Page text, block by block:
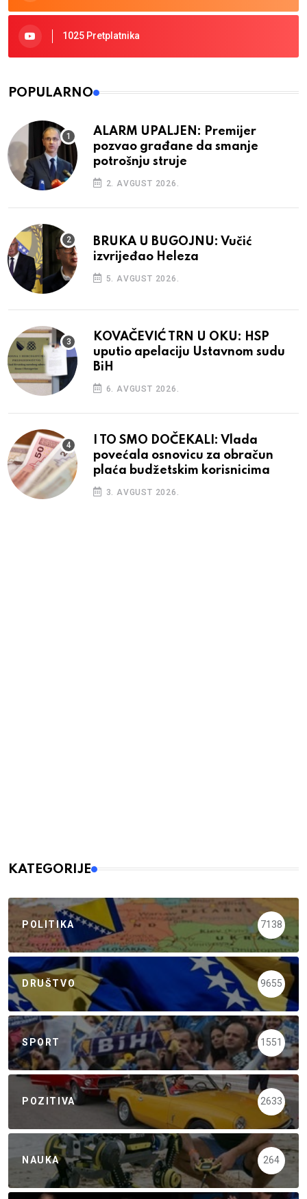
1025 Pretplatnika
POPULARNO
ALARM UPALJEN: Premijer
pozvao građane da smanje
potrošnju struje
2. AVGUST 2026.
BRUKA U BUGOJNU: Vučić
izvrijeđao Heleza
5. AVGUST 2026.
KOVAČEVIĆ TRN U OKU: HSP
uputio apelaciju Ustavnom sudu
BiH
6. AVGUST 2026.
I TO SMO DOČEKALI: Vlada
povećala osnovicu za obračun
plaća budžetskim korisnicima
3. AVGUST 2026.
KATEGORIJE
POLITIKA 7138
DRUŠTVO 9655
SPORT 1551
POZITIVA 2633
NAUKA 264